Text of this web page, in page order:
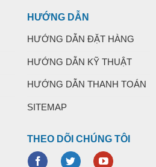
HƯỚNG DẪN
HƯỚNG DẪN ĐẶT HÀNG
HƯỚNG DẪN KỸ THUẬT
HƯỚNG DẪN THANH TOÁN
SITEMAP
THEO DÕI CHÚNG TÔI